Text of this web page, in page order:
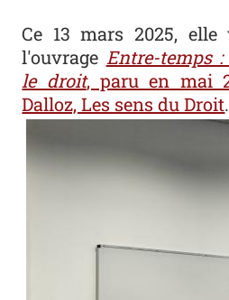
Ce 13 mars 2025, elle
l'ouvrage Entre-temps
le droit, paru en mai
Dalloz, Les sens du Droit.